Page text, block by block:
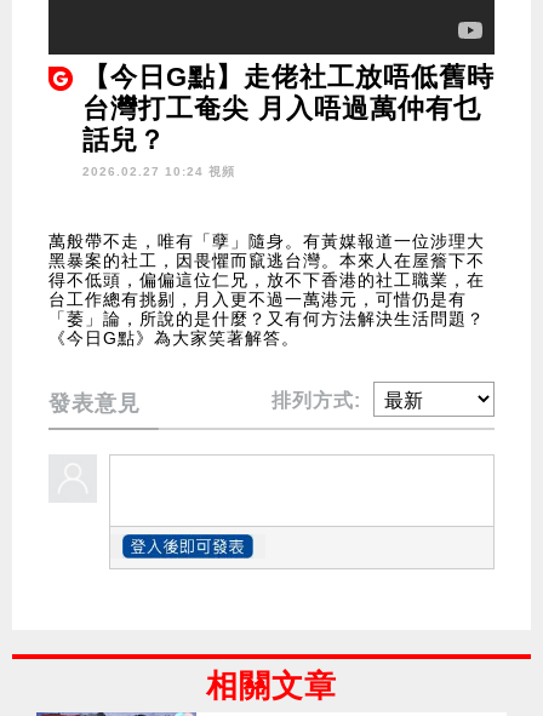
【今日G點】走佬社工放唔低舊時
台灣打工奄尖 月入唔過萬仲有乜
話兒？
2026.02.27 10:24 視頻
萬般帶不走，唯有「孽」隨身。有黃媒報道一位涉理大
黑暴案的社工，因畏懼而竄逃台灣。本來人在屋簷下不
得不低頭，偏偏這位仁兄，放不下香港的社工職業，在
台工作總有挑剔，月入更不過一萬港元，可惜仍是有
「萎」論，所說的是什麼？又有何方法解決生活問題？
《今日G點》為大家笑著解答。
發表意見 排列方式:
相關文章